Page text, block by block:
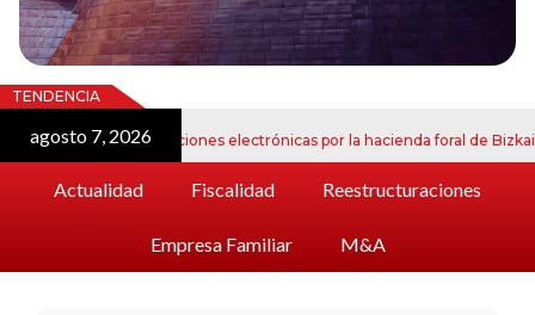
TENDENCIA
agosto 7, 2026
el envío de notificaciones electrónicas por la hacienda foral de Bizkaia
Actualidad Fiscalidad Reestructuraciones
Empresa Familiar M&A